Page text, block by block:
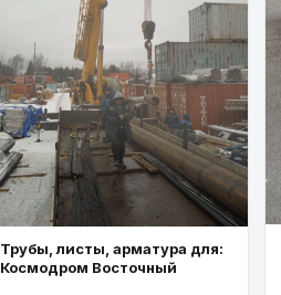
Трубы, листы, арматура для:
Космодром Восточный